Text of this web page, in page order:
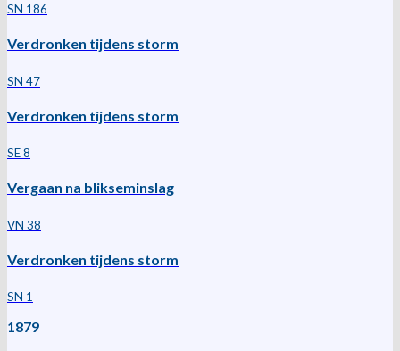
SN 186
Verdronken tijdens storm
SN 47
Verdronken tijdens storm
SE 8
Vergaan na blikseminslag
VN 38
Verdronken tijdens storm
SN 1
1879